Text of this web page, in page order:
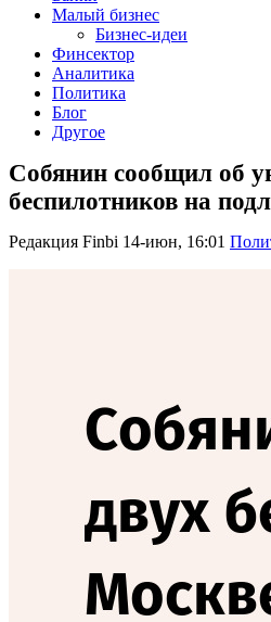
Малый бизнес
Бизнес-идеи
Финсектор
Аналитика
Политика
Блог
Другое
Собянин сообщил об
беспилотников на
Редакция Finbi 14-июн, 16:01